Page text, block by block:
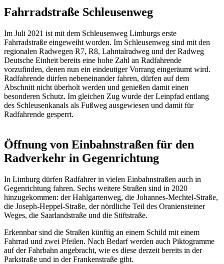
Fahrradstraße Schleusenweg
Im Juli 2021 ist mit dem Schleusenweg Limburgs erste
Fahrradstraße eingeweiht worden. Im Schleusenweg sind mit den
regionalen Radwegen R7, R8, Lahntalradweg und der Radweg
Deutsche Einheit bereits eine hohe Zahl an Radfahrende
vorzufinden, denen nun ein eindeutiger Vorrang eingeräumt wird.
Radfahrende dürfen nebeneinander fahren, dürfen auf dem
Abschnitt nicht überholt werden und genießen damit einen
besonderen Schutz. Im gleichen Zug wurde der Leinpfad entlang
des Schleusenkanals als Fußweg ausgewiesen und damit für
Radfahrende gesperrt.
Öffnung von Einbahnstraßen für den
Radverkehr in Gegenrichtung
In Limburg dürfen Radfahrer in vielen Einbahnstraßen auch in
Gegenrichtung fahren. Sechs weitere Straßen sind in 2020
hinzugekommen: der Hahlgartenweg, die Johannes-Mechtel-Straße,
die Joseph-Heppel-Straße, der nördliche Teil des Oraniensteiner
Weges, die Saarlandstraße und die Stiftstraße.
Erkennbar sind die Straßen künftig an einem Schild mit einem
Fahrrad und zwei Pfeilen. Nach Bedarf werden auch Piktogramme
auf der Fahrbahn angebracht, wie es diese derzeit bereits in der
Parkstraße und in der Frankenstraße gibt.